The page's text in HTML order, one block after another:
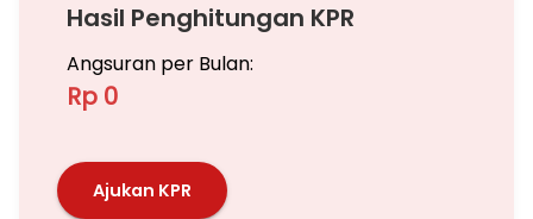
Hasil Penghitungan KPR
Angsuran per Bulan:
Rp 0
Ajukan KPR